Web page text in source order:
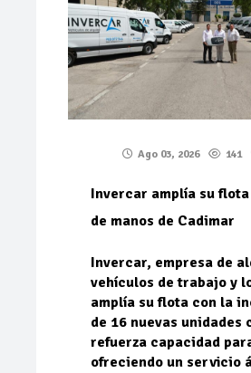
Ago 03, 2026 141
Invercar amplía su
de manos de Cadimar
Invercar, empresa de
vehículos de trabajo y
amplía su flota con la
de 16 nuevas unidades
refuerza capacidad
ofreciendo un servicio